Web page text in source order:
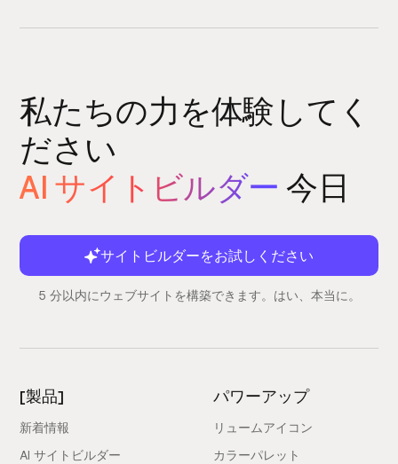
私たちの力を体験してく
ださい
AI サイトビルダー 今日
サイトビルダーをお試しください
5 分以内にウェブサイトを構築できます。はい、本当に。
[製品]
新着情報
AI サイトビルダー
パワーアップ
リュームアイコン
カラーパレット